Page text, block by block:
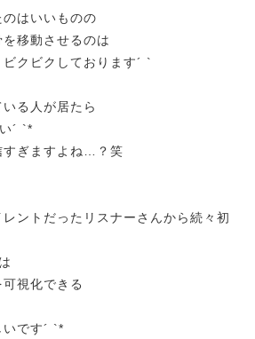
はいいものの
移動させるのは
クビクしております´ `
る人が居たら
´ `*
すぎますよね…？笑
ントだったリスナーさんから続々初
視化できる
です´ `*